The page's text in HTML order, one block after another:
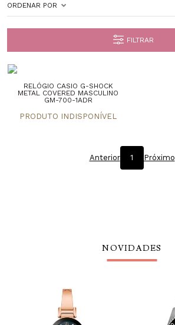
ORDENAR POR
FILTRAR
RELÓGIO CASIO G-SHOCK
METAL COVERED MASCULINO
GM-700-1ADR
Anterior 1 Próximo
NOVIDADES